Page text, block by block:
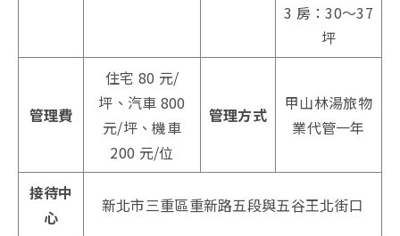
3 房：30～37
坪
管理費
住宅 80 元/
坪、汽車 800
元/坪、機車
200 元/位
管理方式
甲山林湯旅物
業代管一年
接待中
心
新北市三重區重新路五段與五谷王北街口